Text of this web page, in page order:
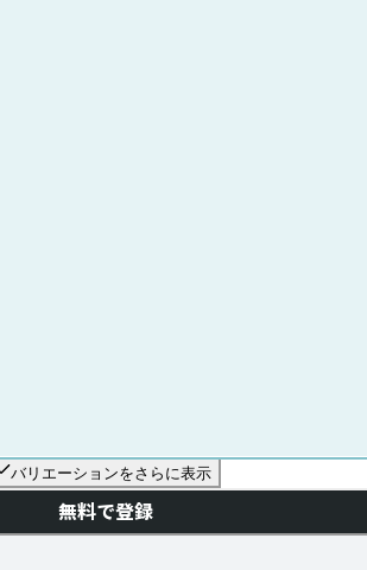
バリエーションをさらに表示
無料で登録